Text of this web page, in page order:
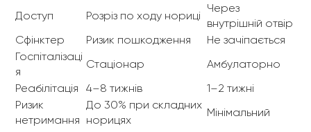
Доступ
Розріз по ходу нориці
Через
внутрішній отвір
Сфінктер
Ризик пошкодження
Не зачіпається
Госпіталізаці
я
Стаціонар
Амбулаторно
Реабілітація
4–8 тижнів
1–2 тижні
Ризик
нетримання
До 30% при складних
норицях
Мінімальний